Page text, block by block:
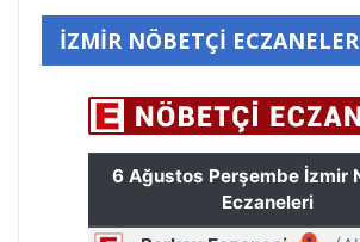
İZMİR NÖBETÇİ ECZANELER